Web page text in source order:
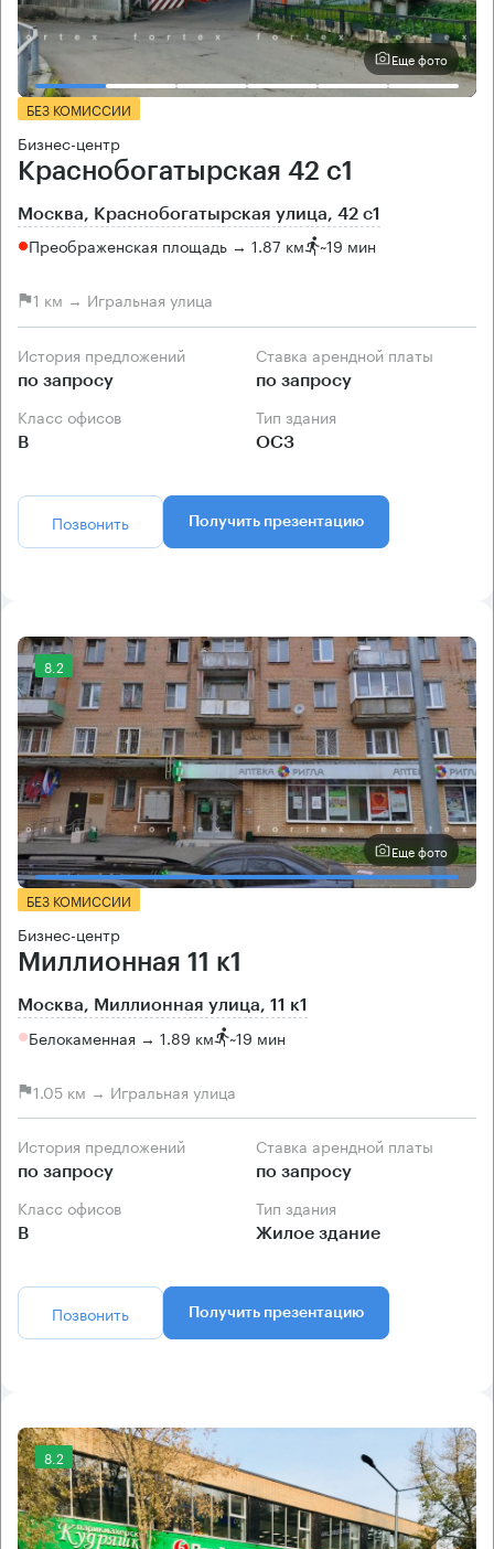
Еще фото
БЕЗ КОМИССИИ
Бизнес-центр
Краснобогатырская 42 с1
Москва, Краснобогатырская улица, 42 с1
Преображенская площадь → 1.87 км ~19 мин
1 км → Игральная улица
История предложений
по запросу
Ставка арендной платы
по запросу
Класс офисов
B
Тип здания
ОСЗ
Позвонить Получить презентацию
8.2
Еще фото
БЕЗ КОМИССИИ
Бизнес-центр
Миллионная 11 к1
Москва, Миллионная улица, 11 к1
Белокаменная → 1.89 км ~19 мин
1.05 км → Игральная улица
История предложений
по запросу
Ставка арендной платы
по запросу
Класс офисов
B
Тип здания
Жилое здание
Позвонить Получить презентацию
8.2